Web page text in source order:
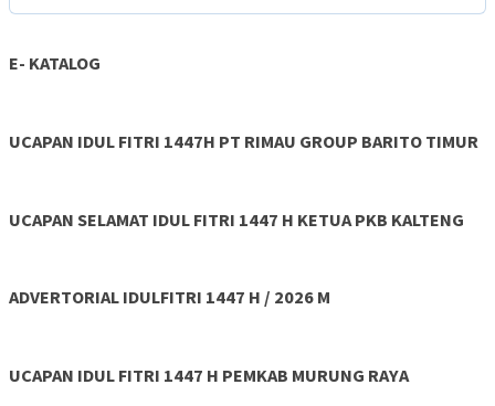
E- KATALOG
UCAPAN IDUL FITRI 1447H PT RIMAU GROUP BARITO TIMUR
UCAPAN SELAMAT IDUL FITRI 1447 H KETUA PKB KALTENG
ADVERTORIAL IDULFITRI 1447 H / 2026 M
UCAPAN IDUL FITRI 1447 H PEMKAB MURUNG RAYA